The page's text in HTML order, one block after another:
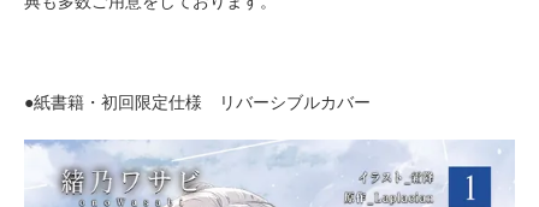
●紙書籍・初回限定仕様 リバーシブルカバー